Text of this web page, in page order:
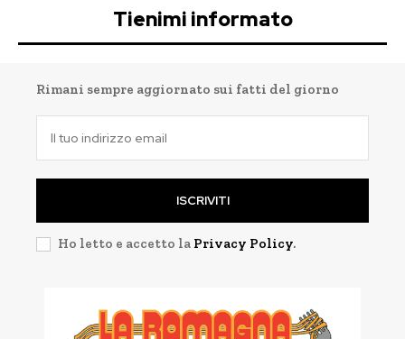
Tienimi informato
Rimani sempre aggiornato sui fatti del giorno
ISCRIVITI
Ho letto e accetto la Privacy Policy.